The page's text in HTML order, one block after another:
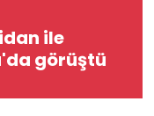
ile
görüştü